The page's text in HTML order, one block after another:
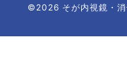
©2026 そが内視鏡・